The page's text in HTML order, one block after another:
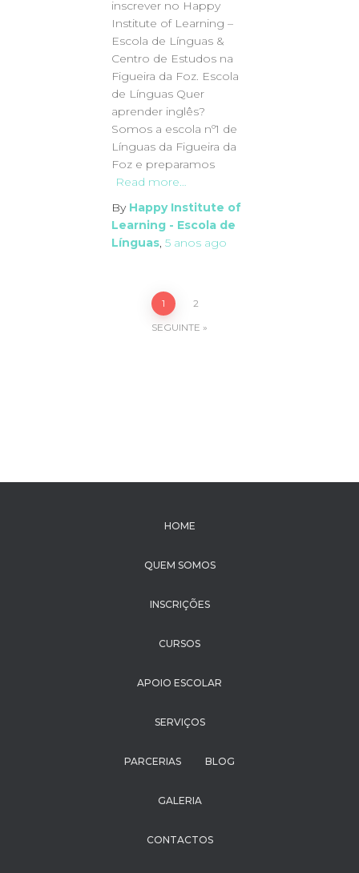
inscrever no Happy
Institute of Learning –
Escola de Línguas &
Centro de Estudos na
Figueira da Foz. Escola
de Línguas Quer
aprender inglês?
Somos a escola nº1 de
Línguas da Figueira da
Foz e preparamos
Read more…
By Happy Institute of
Learning - Escola de
Línguas, 5 anos ago
Paginação
1
2
SEGUINTE
HOME
QUEM SOMOS
INSCRIÇÕES
CURSOS
APOIO ESCOLAR
SERVIÇOS
PARCERIAS BLOG
GALERIA
CONTACTOS